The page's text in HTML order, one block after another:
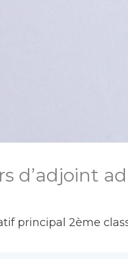
d’adjoint
principal 2ème